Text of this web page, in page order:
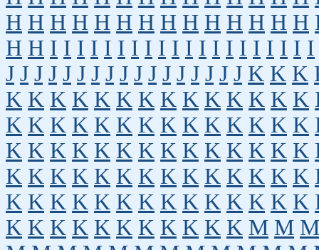
H H H H H H H H H H H H H H
H H I I I I I I I I I I I I I I I I I I I I
J J J J J J J J J J J J J J J J J K K K
K K K K K K K K K K K K K K
K K K K K K K K K K K K K K
K K K K K K K K K K K K K K
K K K K K K K K K K K K K K
K K K K K K K K K K K K K K
K K K K K K K K K K K M M M